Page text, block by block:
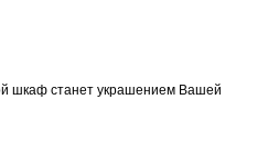
шкаф станет украшением Вашей